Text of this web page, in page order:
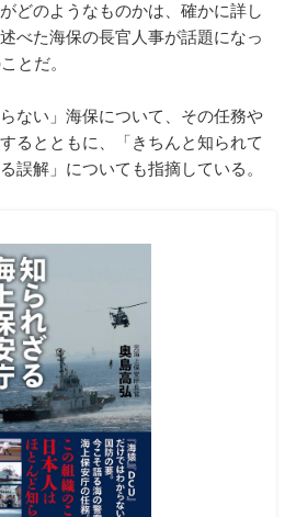
どのようなものかは、確かに詳し
べた海保の長官人事が話題になっ
とだ。
ない」海保について、その任務や
るとともに、「きちんと知られて
誤解」についても指摘している。